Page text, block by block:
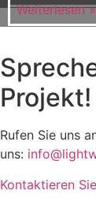
Weiterlesen »
Projekt!
Rufen Sie uns
uns:
Kontaktieren